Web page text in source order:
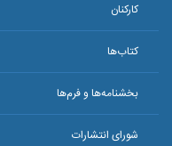
کارکنان
کتاب‌ها
بخشنامه‌ها و فرم‌ها
شورای انتشارات